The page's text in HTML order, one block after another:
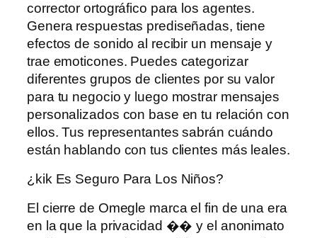
corrector ortográfico para los agentes.
Genera respuestas prediseñadas, tiene
efectos de sonido al recibir un mensaje y
trae emoticones. Puedes categorizar
diferentes grupos de clientes por su valor
para tu negocio y luego mostrar mensajes
personalizados con base ​​en tu relación con
ellos. Tus representantes sabrán cuándo
están hablando con tus clientes más leales.
¿kik Es Seguro Para Los Niños?
El cierre de Omegle marca el fin de una era
en la que la privacidad �� y el anonimato